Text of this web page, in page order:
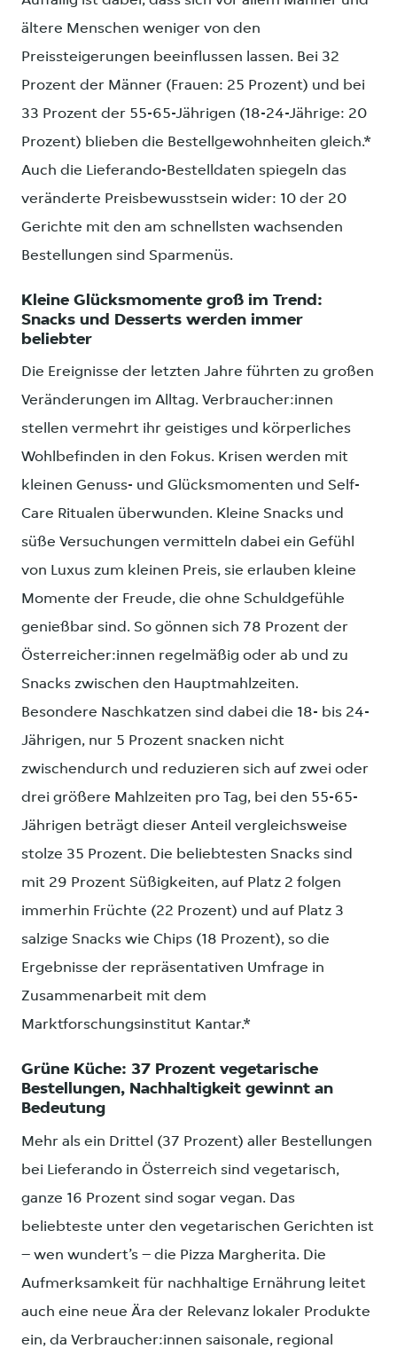
ältere Menschen weniger von den
Preissteigerungen beeinflussen lassen. Bei 32
Prozent der Männer (Frauen: 25 Prozent) und bei
33 Prozent der 55-65-Jährigen (18-24-Jährige: 20
Prozent) blieben die Bestellgewohnheiten gleich.*
Auch die Lieferando-Bestelldaten spiegeln das
veränderte Preisbewusstsein wider: 10 der 20
Gerichte mit den am schnellsten wachsenden
Bestellungen sind Sparmenüs.
Kleine Glücksmomente groß im Trend:
Snacks und Desserts werden immer
beliebter
Die Ereignisse der letzten Jahre führten zu großen
Veränderungen im Alltag. Verbraucher:innen
stellen vermehrt ihr geistiges und körperliches
Wohlbefinden in den Fokus. Krisen werden mit
kleinen Genuss- und Glücksmomenten und Self-
Care Ritualen überwunden. Kleine Snacks und
süße Versuchungen vermitteln dabei ein Gefühl
von Luxus zum kleinen Preis, sie erlauben kleine
Momente der Freude, die ohne Schuldgefühle
genießbar sind. So gönnen sich 78 Prozent der
Österreicher:innen regelmäßig oder ab und zu
Snacks zwischen den Hauptmahlzeiten.
Besondere Naschkatzen sind dabei die 18- bis 24-
Jährigen, nur 5 Prozent snacken nicht
zwischendurch und reduzieren sich auf zwei oder
drei größere Mahlzeiten pro Tag, bei den 55-65-
Jährigen beträgt dieser Anteil vergleichsweise
stolze 35 Prozent. Die beliebtesten Snacks sind
mit 29 Prozent Süßigkeiten, auf Platz 2 folgen
immerhin Früchte (22 Prozent) und auf Platz 3
salzige Snacks wie Chips (18 Prozent), so die
Ergebnisse der repräsentativen Umfrage in
Zusammenarbeit mit dem
Marktforschungsinstitut Kantar.*
Grüne Küche: 37 Prozent vegetarische
Bestellungen, Nachhaltigkeit gewinnt an
Bedeutung
Mehr als ein Drittel (37 Prozent) aller Bestellungen
bei Lieferando in Österreich sind vegetarisch,
ganze 16 Prozent sind sogar vegan. Das
beliebteste unter den vegetarischen Gerichten ist
– wen wundert’s – die Pizza Margherita. Die
Aufmerksamkeit für nachhaltige Ernährung leitet
auch eine neue Ära der Relevanz lokaler Produkte
ein, da Verbraucher:innen saisonale, regional